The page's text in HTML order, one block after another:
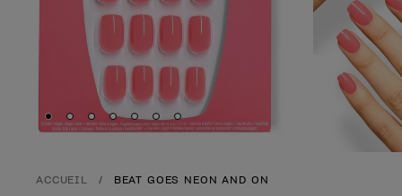
Skip to slide1
Skip to slide2
Skip to slide3
Skip to slide4
Skip to slide5
Skip to slide6
Skip to slide
ACCUEIL BEAT GOES NEON AND ON